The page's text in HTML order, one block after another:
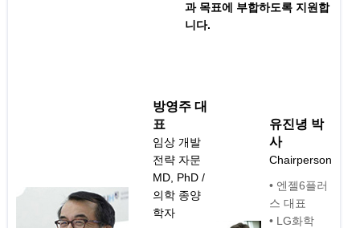
과 목표에 부합하도록 지원합
니다.
방영주 대
표
임상 개발
전략 자문
MD, PhD /
의학 종양
학자
유진녕 박
사
Chairperson
• 엔젤6플러
스 대표
• LG화학